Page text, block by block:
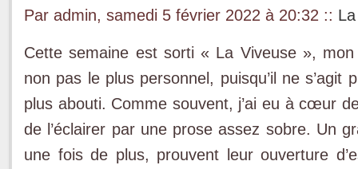
Par admin, samedi 5 février 2022 à 20:32 ::
Cette semaine est sorti « La Viveuse »,
non pas le plus personnel, puisqu’il ne
plus abouti. Comme souvent, j’ai eu à cœur
de l’éclairer par une prose assez sobre. Un
une fois de plus, prouvent leur ouverture